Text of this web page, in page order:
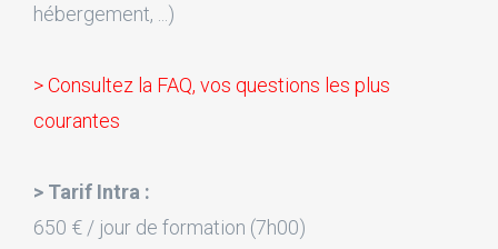
hébergement, ...)
> Consultez la FAQ, vos questions les plus
courantes
> Tarif Intra :
650 € / jour de formation (7h00)